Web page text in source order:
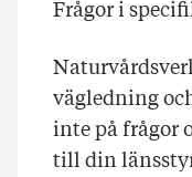
Frågor i
vägledning
inte på frågor
till din